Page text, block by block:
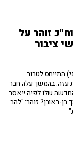
זוהר על
ציבור
התייחס לטרור
עזה. בהמשך עלה חבר
שלו לפיה ייאסר
בן-ראובן? זוהר: "להב